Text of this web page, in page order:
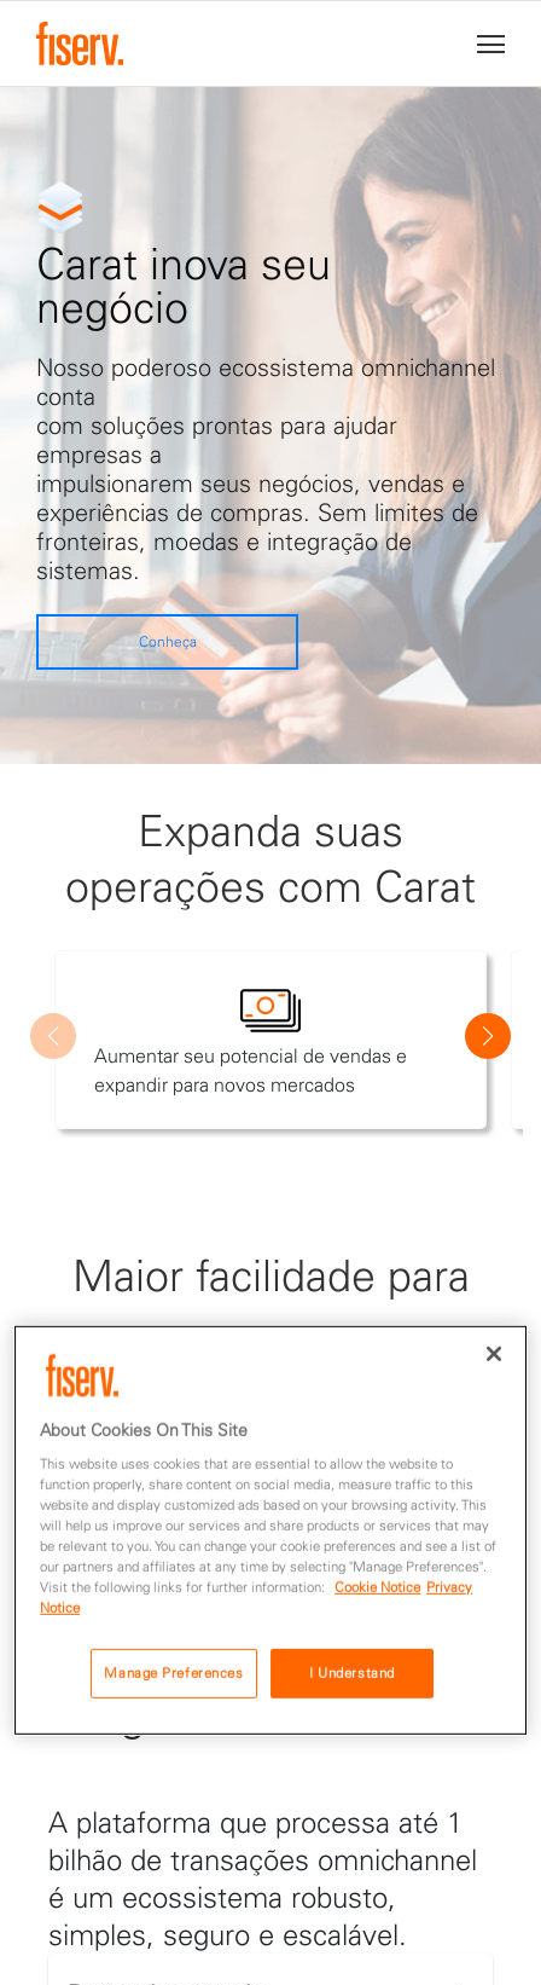
Carat inova seu
negócio
Nosso poderoso ecossistema omnichannel
conta
com soluções prontas para ajudar
empresas a
impulsionarem seus negócios, vendas e
experiências de compras. Sem limites de
fronteiras, moedas e integração de
sistemas.
Conheça
Expanda suas
operações com Carat
Aumentar seu potencial de vendas e
expandir para novos mercados
Maior facilidade para
você, seu negócio e
Gere mais inteligência
aos seus negócios e
venda de forma
integrada
A plataforma que processa até 1
bilhão de transações omnichannel
é um ecossistema robusto,
simples, seguro e escalável.
About Cookies On This Site
This website uses cookies that are essential to allow the website to
function properly, share content on social media, measure traffic to this
website and display customized ads based on your browsing activity. This
will help us improve our services and share products or services that may
be relevant to you. You can change your cookie preferences and see a list of
our partners and affiliates at any time by selecting "Manage Preferences".
Visit the following links for further information:
Cookie Notice Privacy
Notice
Manage Preferences I Understand